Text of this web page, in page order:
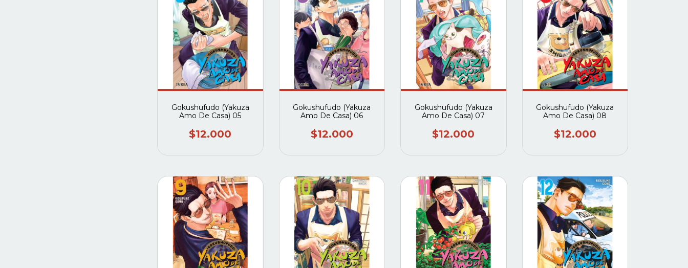
Gokushufudo (Yakuza
Amo De Casa) 05
$12.000
Gokushufudo (Yakuza
Amo De Casa) 06
$12.000
Gokushufudo (Yakuza
Amo De Casa) 07
$12.000
Gokushufudo (Yakuza
Amo De Casa) 08
$12.000